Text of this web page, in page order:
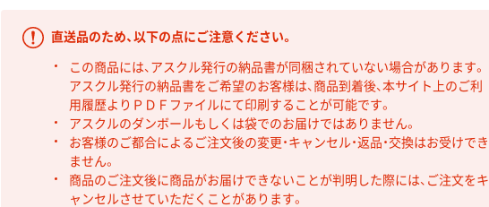
直送品のため、以下の点にご注意ください。
この商品には、アスクル発行の納品書が同梱されていない場合があります。
アスクル発行の納品書をご希望のお客様は、商品到着後、本サイト上のご利
用履歴よりＰＤＦファイルにて印刷することが可能です。
アスクルのダンボールもしくは袋でのお届けではありません。
お客様のご都合によるご注文後の変更・キャンセル・返品・交換はお受けでき
ません。
商品のご注文後に商品がお届けできないことが判明した際には、ご注文をキ
ャンセルさせていただくことがあります。